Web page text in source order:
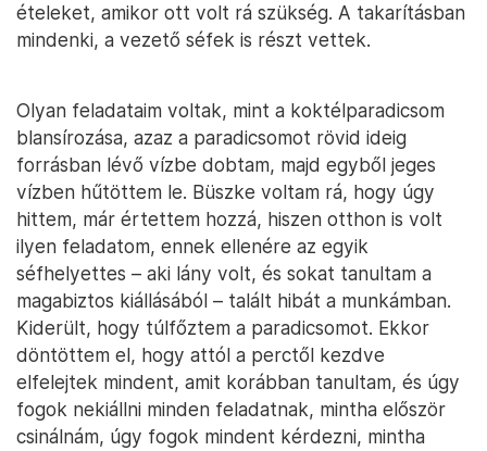
ételeket, amikor ott volt rá szükség. A takarításban
mindenki, a vezető séfek is részt vettek.
Olyan feladataim voltak, mint a koktélparadicsom
blansírozása, azaz a paradicsomot rövid ideig
forrásban lévő vízbe dobtam, majd egyből jeges
vízben hűtöttem le. Büszke voltam rá, hogy úgy
hittem, már értettem hozzá, hiszen otthon is volt
ilyen feladatom, ennek ellenére az egyik
séfhelyettes – aki lány volt, és sokat tanultam a
magabiztos kiállásából – talált hibát a munkámban.
Kiderült, hogy túlfőztem a paradicsomot. Ekkor
döntöttem el, hogy attól a perctől kezdve
elfelejtek mindent, amit korábban tanultam, és úgy
fogok nekiállni minden feladatnak, mintha először
csinálnám, úgy fogok mindent kérdezni, mintha